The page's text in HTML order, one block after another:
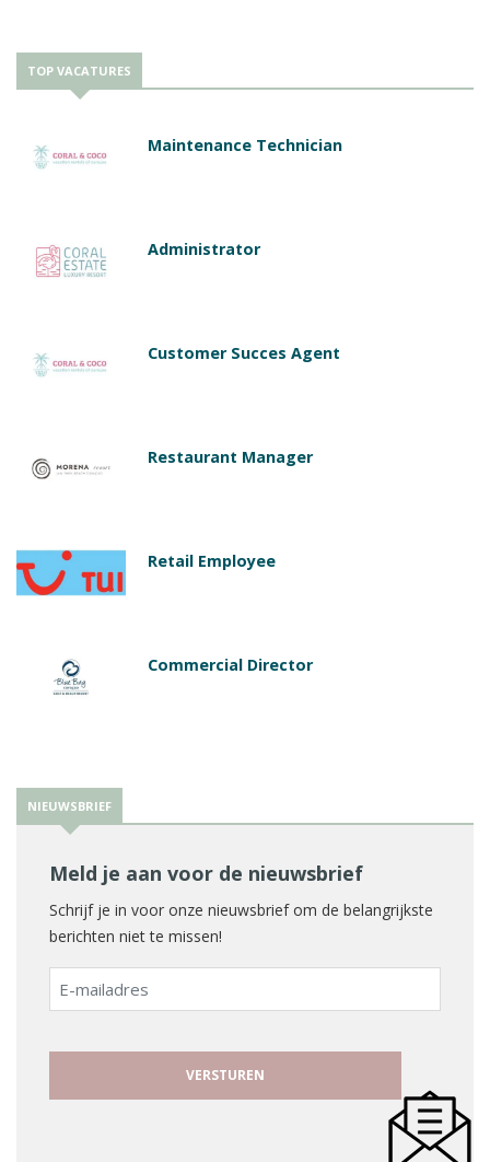
TOP VACATURES
Maintenance Technician
Administrator
Customer Succes Agent
Restaurant Manager
Retail Employee
Commercial Director
NIEUWSBRIEF
Meld je aan voor de nieuwsbrief
Schrijf je in voor onze nieuwsbrief om de belangrijkste
berichten niet te missen!
E-
mailadres